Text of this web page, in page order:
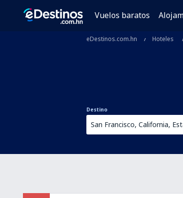
Vuelos baratos
eDestinos.com.hn Hoteles
Destino